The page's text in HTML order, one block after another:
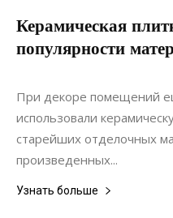
Керамическая
популярности
16.02.2022
При декоре помещений
использовали
старейших отделочных
произведенных...
Узнать больше